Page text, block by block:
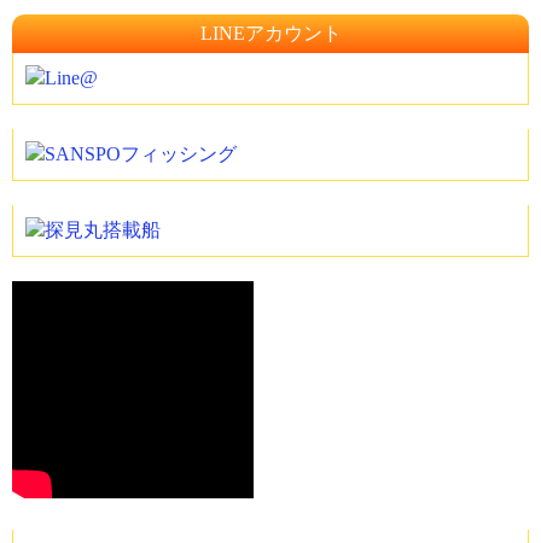
LINEアカウント